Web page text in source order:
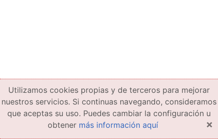
Utilizamos cookies propias y de terceros para mejorar
nuestros servicios. Si continuas navegando, consideramos
que aceptas su uso. Puedes cambiar la configuración u
obtener más información aquí ×